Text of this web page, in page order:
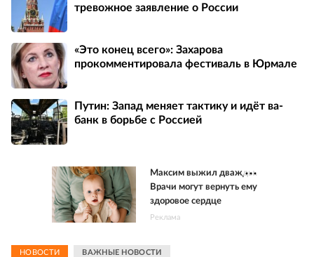
тревожное заявление о России
«Это конец всего»: Захарова
прокомментировала фестиваль в Юрмале
Путин: Запад меняет тактику и идёт ва-
банк в борьбе с Россией
Максим выжил дважды.
Врачи могут вернуть ему
здоровое сердце
Реклама
НОВОСТИ ВАЖНЫЕ НОВОСТИ